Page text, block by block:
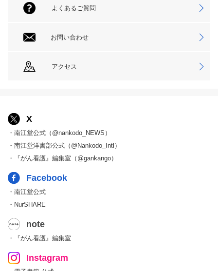
よくあるご質問
お問い合わせ
アクセス
X
・南江堂公式（@nankodo_NEWS）
・南江堂洋書部公式（@Nankodo_Intl）
・『がん看護』編集室（@gankango）
Facebook
・南江堂公式
・NurSHARE
note
・『がん看護』編集室
Instagram